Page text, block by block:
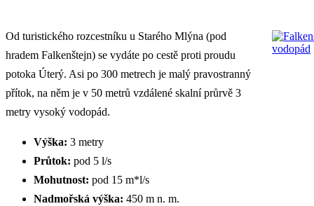
Od turistického rozcestníku u Starého Mlýna (pod
hradem Falkenštejn) se vydáte po cestě proti proudu
potoka Úterý. Asi po 300 metrech je malý pravostranný
přítok, na něm je v 50 metrů vzdálené skalní průrvě 3
metry vysoký vodopád.
Výška: 3 metry
Průtok: pod 5 l/s
Mohutnost: pod 15 m*l/s
Nadmořská výška: 450 m n. m.